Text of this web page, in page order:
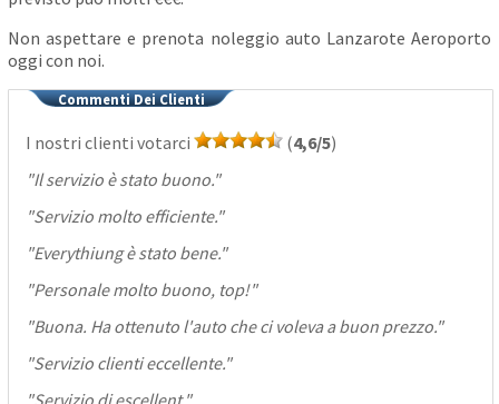
Non aspettare e prenota noleggio auto Lanzarote Aeroporto
oggi con noi.
Commenti Dei Clienti
I nostri clienti votarci (4,6/5)
"Il servizio è stato buono."
"Servizio molto efficiente."
"Everythiung è stato bene."
"Personale molto buono, top!"
"Buona. Ha ottenuto l'auto che ci voleva a buon prezzo."
"Servizio clienti eccellente."
"Servizio di escellent."